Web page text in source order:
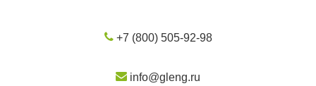
+7 (800) 505-92-98
info@gleng.ru